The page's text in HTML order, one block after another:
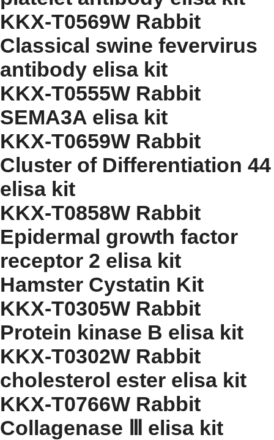
KKX-T0569W Rabbit
Classical swine fevervirus
antibody elisa kit
KKX-T0555W Rabbit
SEMA3A elisa kit
KKX-T0659W Rabbit
Cluster of Differentiation 44
elisa kit
KKX-T0858W Rabbit
Epidermal growth factor
receptor 2 elisa kit
Hamster Cystatin Kit
KKX-T0305W Rabbit
Protein kinase B elisa kit
KKX-T0302W Rabbit
cholesterol ester elisa kit
KKX-T0766W Rabbit
Collagenase Ⅲ elisa kit